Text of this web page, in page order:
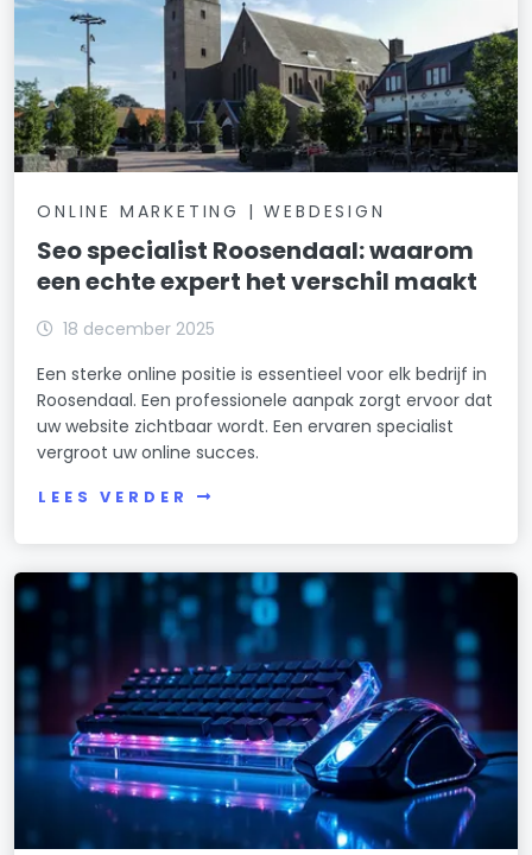
ONLINE MARKETING | WEBDESIGN
Seo specialist Roosendaal: waarom
een echte expert het verschil maakt
18 december 2025
Een sterke online positie is essentieel voor elk bedrijf in
Roosendaal. Een professionele aanpak zorgt ervoor dat
uw website zichtbaar wordt. Een ervaren specialist
vergroot uw online succes.
LEES VERDER